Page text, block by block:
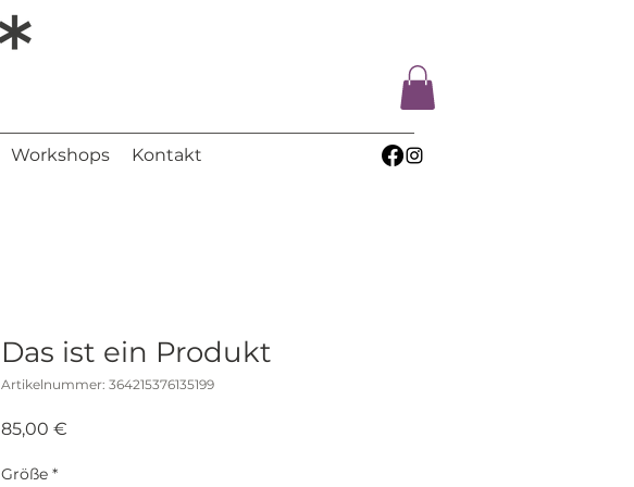
Workshops Kontakt
Das ist ein Produkt
Artikelnummer: 364215376135199
85,00 €
Größe *